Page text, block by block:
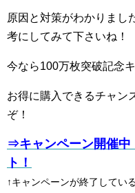
原因と対策がわかりまし
考にしてみて下さいね！
今なら100万枚突破記念
お得に購入できるチャン
ぞ！
⇒キャンペーン開催中
ト！
↑キャンペーンが終了してい